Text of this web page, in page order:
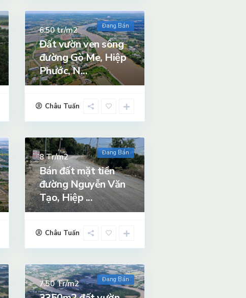
Đang Bán
6.50tr/m2
Đất vườn ven sông
đường Gò Me, Hiệp
Phước, N...
Châu Tuấn
Đang Bán
8Tr/m2
Bán đất mặt tiền
đường Nguyễn Văn
Tạo, Hiệp ...
Châu Tuấn
Đang Bán
7.50Tr/m2